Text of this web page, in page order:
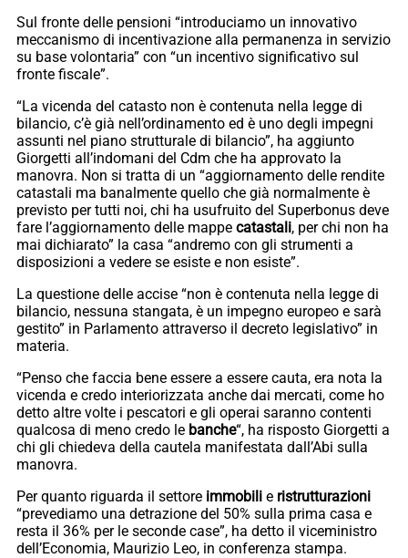
Sul fronte delle pensioni “introduciamo un innovativo
meccanismo di incentivazione alla permanenza in servizio
su base volontaria” con “un incentivo significativo sul
fronte fiscale”.
“La vicenda del catasto non è contenuta nella legge di
bilancio, c’è già nell’ordinamento ed è uno degli impegni
assunti nel piano strutturale di bilancio”, ha aggiunto
Giorgetti all’indomani del Cdm che ha approvato la
manovra. Non si tratta di un “aggiornamento delle rendite
catastali ma banalmente quello che già normalmente è
previsto per tutti noi, chi ha usufruito del Superbonus deve
fare l’aggiornamento delle mappe catastali, per chi non ha
mai dichiarato” la casa “andremo con gli strumenti a
disposizioni a vedere se esiste e non esiste”.
La questione delle accise “non è contenuta nella legge di
bilancio, nessuna stangata, è un impegno europeo e sarà
gestito” in Parlamento attraverso il decreto legislativo” in
materia.
“Penso che faccia bene essere a essere cauta, era nota la
vicenda e credo interiorizzata anche dai mercati, come ho
detto altre volte i pescatori e gli operai saranno contenti
qualcosa di meno credo le banche“, ha risposto Giorgetti a
chi gli chiedeva della cautela manifestata dall’Abi sulla
manovra.
Per quanto riguarda il settore immobili e ristrutturazioni
“prevediamo una detrazione del 50% sulla prima casa e
resta il 36% per le seconde case”, ha detto il viceministro
dell’Economia, Maurizio Leo, in conferenza stampa.